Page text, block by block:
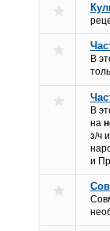
В
В
на
з/ч
и